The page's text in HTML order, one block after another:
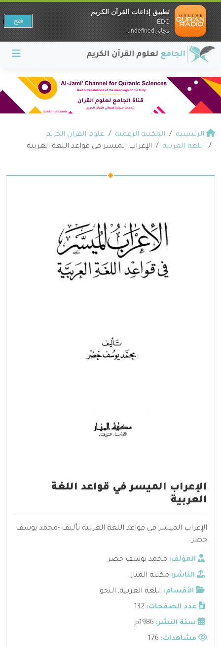
الرئيسية المكتبة الرقمية
علوم القرآن الكريم
اللغة العربية
الإعراب الميسر في قواعد اللغة العربية
الإعراب الميسر في قواعد اللغة
العربية
الإعراب الميسر في قواعد اللغة العربية تأليف -محمد يوسف
خضر
المؤلف: محمد يوسف خضر
الناشر: مكتبة المنار
الأقسام: اللغة العربية, النحو
عدد الصفحات: 132
سنة النشر: 1986م
مشاهدات:
تطبيق إذاعات القرآن الكريم
EDC
مجانيundefined
فتح